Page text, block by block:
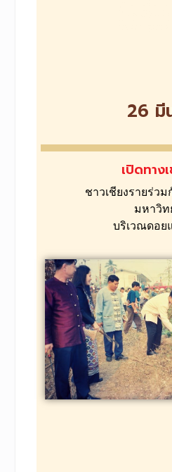
26 มี
เปิดทาง
ชาวเชียงรายร่ว
มหาวิท
บริเวณดอย